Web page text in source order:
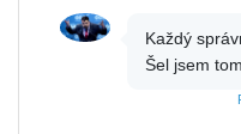
Každý
Šel jsem